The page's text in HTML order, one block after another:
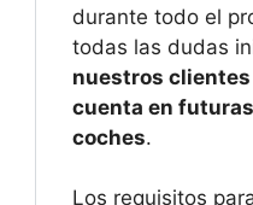
durante todo el
todas las dudas
nuestros
cuenta en
coches.
Los requisitos